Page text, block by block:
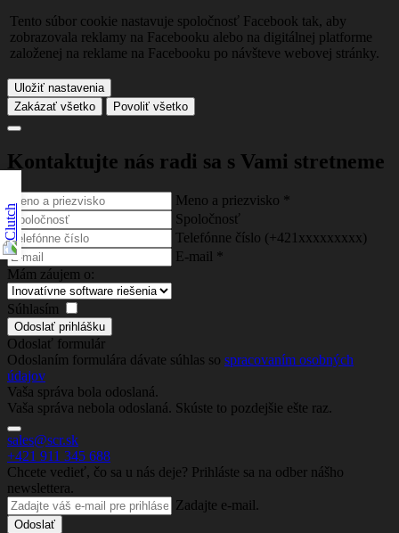
Tento súbor cookie nastavuje spoločnosť Facebook tak, aby
zobrazovala reklamy na Facebooku alebo na digitálnej platforme
založenej na reklame na Facebooku po návšteve webovej stránky.
Uložiť nastavenia
Zakázať všetko
Povoliť všetko
Kontaktujte nás radi sa s Vami stretneme
Meno a priezvisko *
Spoločnosť
Telefónne číslo (+421xxxxxxxxx)
E-mail *
Mám záujem o:
Súhlasím
Odoslať formulár
Odoslaním formulára dávate súhlas so spracovaním osobných
údajov
Vaša správa bola odoslaná.
Vaša správa nebola odoslaná. Skúste to pozdejšie ešte raz.
sales@scr.sk
+421 911 345 688
Chcete vedieť, čo sa u nás deje? Prihláste sa na odber nášho
newslettera.
Zadajte e-mail.